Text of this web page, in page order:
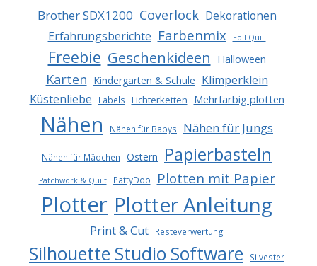
Brother SDX1200 Coverlock Dekorationen
Erfahrungsberichte Farbenmix Foil Quill
Freebie Geschenkideen Halloween
Karten Kindergarten & Schule Klimperklein
Küstenliebe
Labels Lichterketten Mehrfarbig plotten
Nähen Nähen für Babys Nähen für Jungs
Nähen für Mädchen Ostern Papierbasteln
Patchwork & Quilt PattyDoo Plotten mit Papier
Plotter Plotter Anleitung
Print & Cut Resteverwertung
Silhouette Studio Software Silvester